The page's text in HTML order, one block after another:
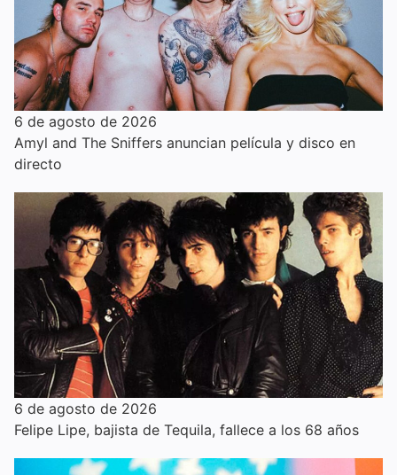
6 de agosto de 2026
Amyl and The Sniffers anuncian película y disco en
directo
6 de agosto de 2026
Felipe Lipe, bajista de Tequila, fallece a los 68 años